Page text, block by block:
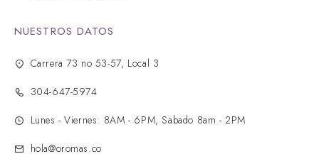
NUESTROS DATOS
Carrera 73 no 53-57, Local 3
304-647-5974
Lunes - Viernes: 8AM - 6PM, Sabado 8am - 2PM
hola@oromas.co